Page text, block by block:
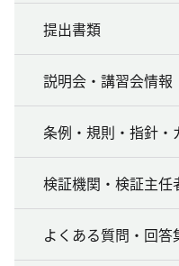
提出書類
説明会・講習会情報
条例・規則・指針
検証機関・検証主任
よくある質問・回答